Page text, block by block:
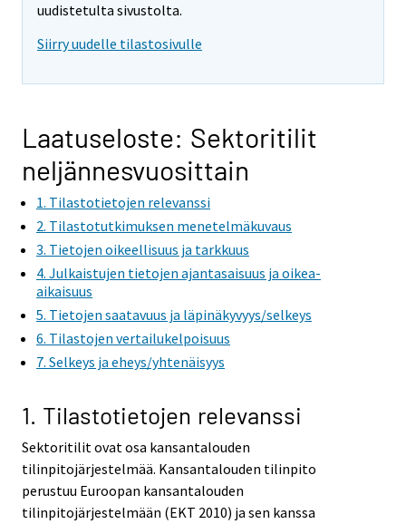
uudistetulta sivustolta.
Siirry uudelle tilastosivulle
Laatuseloste: Sektoritilit
neljännesvuosittain
1. Tilastotietojen relevanssi
2. Tilastotutkimuksen menetelmäkuvaus
3. Tietojen oikeellisuus ja tarkkuus
4. Julkaistujen tietojen ajantasaisuus ja oikea-
aikaisuus
5. Tietojen saatavuus ja läpinäkyvyys/selkeys
6. Tilastojen vertailukelpoisuus
7. Selkeys ja eheys/yhtenäisyys
1. Tilastotietojen relevanssi
Sektoritilit ovat osa kansantalouden
tilinpitojärjestelmää. Kansantalouden tilinpito
perustuu Euroopan kansantalouden
tilinpitojärjestelmään (EKT 2010) ja sen kanssa